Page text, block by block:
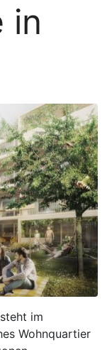
in
im
Wohnquartier